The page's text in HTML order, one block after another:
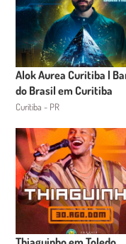
Alok Aurea Curitiba |
do Brasil em Curitiba
Curitiba - PR